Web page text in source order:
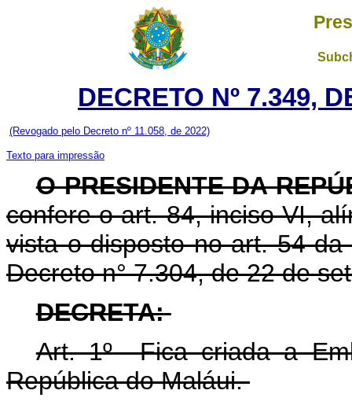
DECRETO Nº 7.349,
(Revogado pelo Decreto nº 11.058, de 2022)
Texto para impressão
O PRESIDENTE DA
confere o art. 84, inciso VI,
vista o disposto no art. 54
Decreto n°7.304, de 22 de
DECRETA:
Art. 1ºFica criada a
República do Maláui.